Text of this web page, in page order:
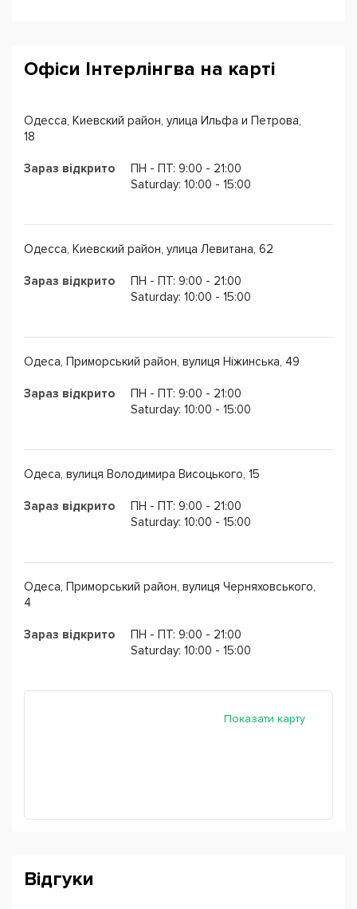
Офіси Інтерлінгва на карті
Одесса, Киевский район, улица Ильфа и Петрова,
18
Зараз відкрито
ПН - ПТ: 9:00 - 21:00
Saturday: 10:00 - 15:00
Одесса, Киевский район, улица Левитана, 62
Зараз відкрито
ПН - ПТ: 9:00 - 21:00
Saturday: 10:00 - 15:00
Одеса, Приморський район, вулиця Ніжинська, 49
Зараз відкрито
ПН - ПТ: 9:00 - 21:00
Saturday: 10:00 - 15:00
Одеса, вулиця Володимира Висоцького, 15
Зараз відкрито
ПН - ПТ: 9:00 - 21:00
Saturday: 10:00 - 15:00
Одеса, Приморський район, вулиця Черняховського,
4
Зараз відкрито
ПН - ПТ: 9:00 - 21:00
Saturday: 10:00 - 15:00
Показати карту
Відгуки